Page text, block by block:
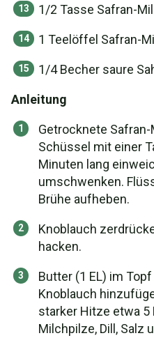
1/2 Tasse Safran-
1 Teelöffel Safran-
1/4 Becher saure
Anleitung
Getrocknete
Schüssel mit einer
Minuten lang
umschwenken.
Brühe aufheben.
Knoblauch
hacken.
Butter (1 EL) im
Knoblauch
starker Hitze etwa 5
Milchpilze, Dill, Salz